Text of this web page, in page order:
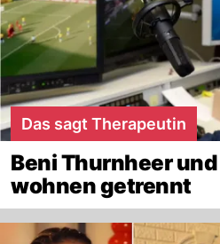
Das sagt Therapeutin
Beni Thurnheer
wohnen getrennt